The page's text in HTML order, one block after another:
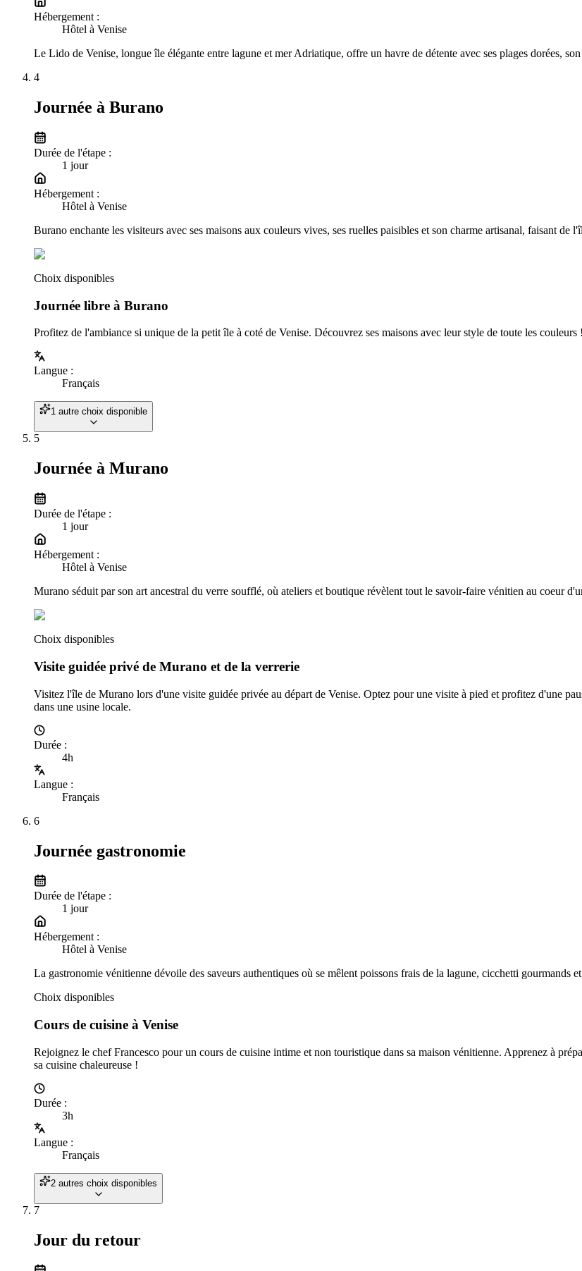
Hébergement :
Hôtel à Venise
Le Lido de Venise, longue île élégante entre lagune et mer Adriatique, offre un havre de détente avec ses plages dorées,
4
Journée à Burano
Durée de l'étape :
1 jour
Hébergement :
Hôtel à Venise
Burano enchante les visiteurs avec ses maisons aux couleurs vives, ses ruelles paisibles et son charme artisanal, faisant de
Choix disponibles
Journée libre à Burano
Profitez de l'ambiance si unique de la petit île à coté de Venise. Découvrez ses maisons avec leur style de toute les couleurs !
Langue :
Français
1 autre choix disponible
5
Journée à Murano
Durée de l'étape :
1 jour
Hébergement :
Hôtel à Venise
Murano séduit par son art ancestral du verre soufflé, où ateliers et boutique révèlent tout le savoir-faire vénitien au coeur
Choix disponibles
Visite guidée privé de Murano et de la verrerie
Visitez l'île de Murano lors d'une visite guidée privée au départ de Venise. Optez pour une visite à pied et profitez d'une
dans une usine locale.
Durée :
4h
Langue :
Français
6
Journée gastronomie
Durée de l'étape :
1 jour
Hébergement :
Hôtel à Venise
La gastronomie vénitienne dévoile des saveurs authentiques où se mêlent poissons frais de la lagune, cicchetti gourmands
Choix disponibles
Cours de cuisine à Venise
Rejoignez le chef Francesco pour un cours de cuisine intime et non touristique dans sa maison vénitienne. Apprenez à
sa cuisine chaleureuse !
Durée :
3h
Langue :
Français
2 autres choix disponibles
7
Jour du retour